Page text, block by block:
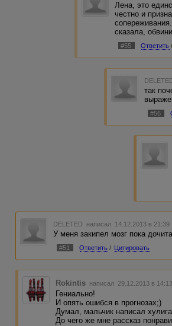
Лена, это
честно и
сказала,
#55 Ответить /
так
#56
DELETED написал 14.12.2013 в 21:39
У меня закипел мозг пока
#51 Ответить / Цитировать
Rokintis написал 29.12.2013 в 14:13
Гениально!
И опять ошибся в прогнозах;)
Думал, мальчик написал
До чего же мне рассказ